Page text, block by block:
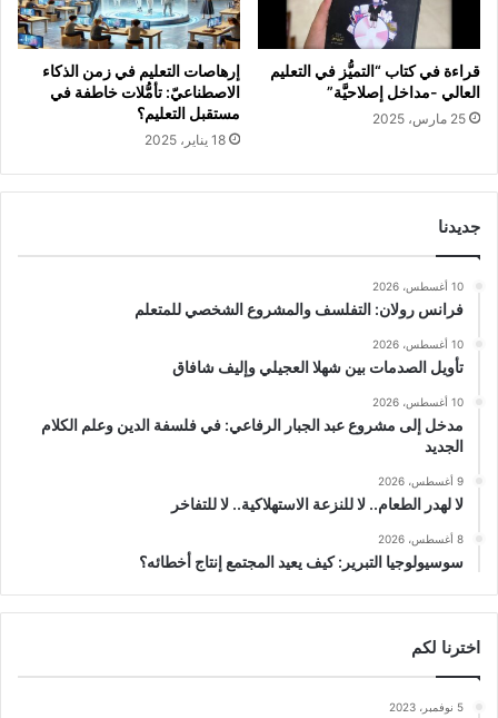
قراءة في كتاب “التميُّز في التعليم
العالي -مداخل إصلاحيَّة”
25 مارس، 2025
إرهاصات التعليم في زمن الذكاء
الاصطناعيّ: تأمُّلات خاطفة في
مستقبل التعليم؟
18 يناير، 2025
جديدنا
10 أغسطس، 2026
فرانس رولان: التفلسف والمشروع الشخصي للمتعلم
10 أغسطس، 2026
تأويل الصدمات بين شهلا العجيلي وإليف شافاق
10 أغسطس، 2026
مدخل إلى مشروع عبد الجبار الرفاعي: في فلسفة الدين وعلم الكلام
الجديد
9 أغسطس، 2026
لا لهدر الطعام.. لا للنزعة الاستهلاكية.. لا للتفاخر
8 أغسطس، 2026
سوسيولوجيا التبرير: كيف يعيد المجتمع إنتاج أخطائه؟
اخترنا لكم
5 نوفمبر، 2023